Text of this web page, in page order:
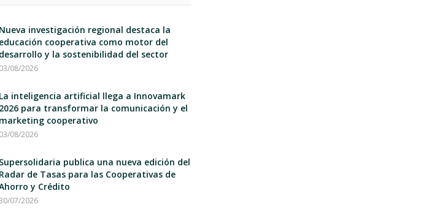
Nueva investigación regional destaca la
educación cooperativa como motor del
desarrollo y la sostenibilidad del sector
03/08/2026
La inteligencia artificial llega a Innovamark
2026 para transformar la comunicación y el
marketing cooperativo
03/08/2026
Supersolidaria publica una nueva edición del
Radar de Tasas para las Cooperativas de
y Crédito
07/2026